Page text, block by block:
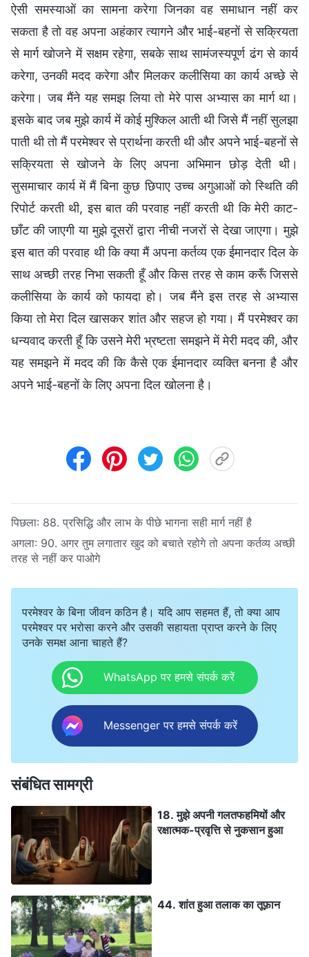
ऐसी समस्याओं का सामना करेगा जिनका वह समाधान नहीं कर
सकता है तो वह अपना अहंकार त्यागने और भाई-बहनों से सक्रियता
से मार्ग खोजने में सक्षम रहेगा, सबके साथ सामंजस्यपूर्ण ढंग से कार्य
करेगा, उनकी मदद करेगा और मिलकर कलीसिया का कार्य अच्छे से
करेगा। जब मैंने यह समझ लिया तो मेरे पास अभ्यास का मार्ग था।
इसके बाद जब मुझे कार्य में कोई मुश्किल आती थी जिसे मैं नहीं सुलझा
पाती थी तो मैं परमेश्वर से प्रार्थना करती थी और अपने भाई-बहनों से
सक्रियता से खोजने के लिए अपना अभिमान छोड़ देती थी।
सुसमाचार कार्य में मैं बिना कुछ छिपाए उच्च अगुआओं को स्थिति की
रिपोर्ट करती थी, इस बात की परवाह नहीं करती थी कि मेरी काट-
छाँट की जाएगी या मुझे दूसरों द्वारा नीची नजरों से देखा जाएगा। मुझे
इस बात की परवाह थी कि क्या मैं अपना कर्तव्य एक ईमानदार दिल के
साथ अच्छी तरह निभा सकती हूँ और किस तरह से काम करूँ जिससे
कलीसिया के कार्य को फायदा हो। जब मैंने इस तरह से अभ्यास
किया तो मेरा दिल खासकर शांत और सहज हो गया। मैं परमेश्वर का
धन्यवाद करती हूँ कि उसने मेरी भ्रष्टता समझने में मेरी मदद की, और
यह समझने में मदद की कि कैसे एक ईमानदार व्यक्ति बनना है और
अपने भाई-बहनों के लिए अपना दिल खोलना है।
पिछला: 88. प्रसिद्धि और लाभ के पीछे भागना सही मार्ग नहीं है
अगला: 90. अगर तुम लगातार खुद को बचाते रहोगे तो अपना कर्तव्य अच्छी
तरह से नहीं कर पाओगे
परमेश्वर के बिना जीवन कठिन है। यदि आप सहमत हैं, तो क्या आप
परमेश्वर पर भरोसा करने और उसकी सहायता प्राप्त करने के लिए
उनके समक्ष आना चाहते हैं?
WhatsApp पर हमसे संपर्क करें
Messenger पर हमसे संपर्क करें
संबंधित सामग्री
18. मुझे अपनी गलतफहमियों और
रक्षात्मक-प्रवृत्ति से नुकसान हुआ
44. शांत हुआ तलाक का तूफ़ान